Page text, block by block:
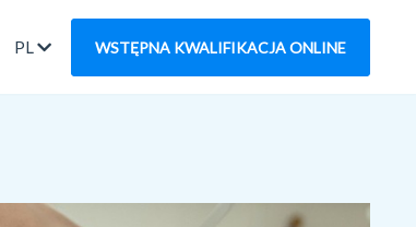
PL WSTĘPNA KWALIFIKACJA ONLINE